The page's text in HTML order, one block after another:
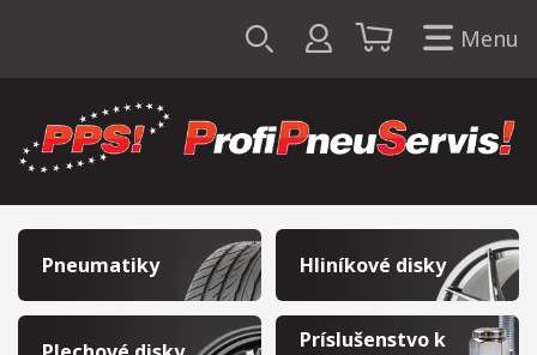
Menu
Pneumatiky Hliníkové disky
Príslušenstvo k